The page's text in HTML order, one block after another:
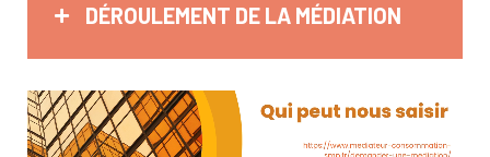
DÉROULEMENT DE LA MÉDIATION